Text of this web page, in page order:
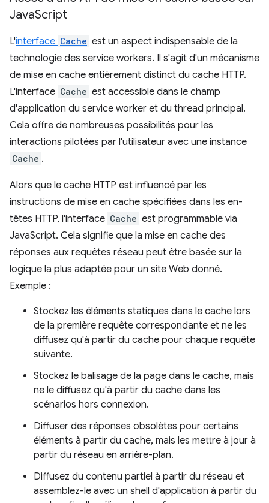
JavaScript
L'interface Cache est un aspect indispensable de la
technologie des service workers. Il s'agit d'un mécanisme
de mise en cache entièrement distinct du cache HTTP.
L'interface Cache est accessible dans le champ
d'application du service worker et du thread principal.
Cela offre de nombreuses possibilités pour les
interactions pilotées par l'utilisateur avec une instance
Cache .
Alors que le cache HTTP est influencé par les
instructions de mise en cache spécifiées dans les en-
têtes HTTP, l'interface Cache est programmable via
JavaScript. Cela signifie que la mise en cache des
réponses aux requêtes réseau peut être basée sur la
logique la plus adaptée pour un site Web donné.
Exemple :
Stockez les éléments statiques dans le cache lors
de la première requête correspondante et ne les
diffusez qu'à partir du cache pour chaque requête
suivante.
Stockez le balisage de la page dans le cache, mais
ne le diffusez qu'à partir du cache dans les
scénarios hors connexion.
Diffuser des réponses obsolètes pour certains
éléments à partir du cache, mais les mettre à jour à
partir du réseau en arrière-plan.
Diffusez du contenu partiel à partir du réseau et
assemblez-le avec un shell d'application à partir du